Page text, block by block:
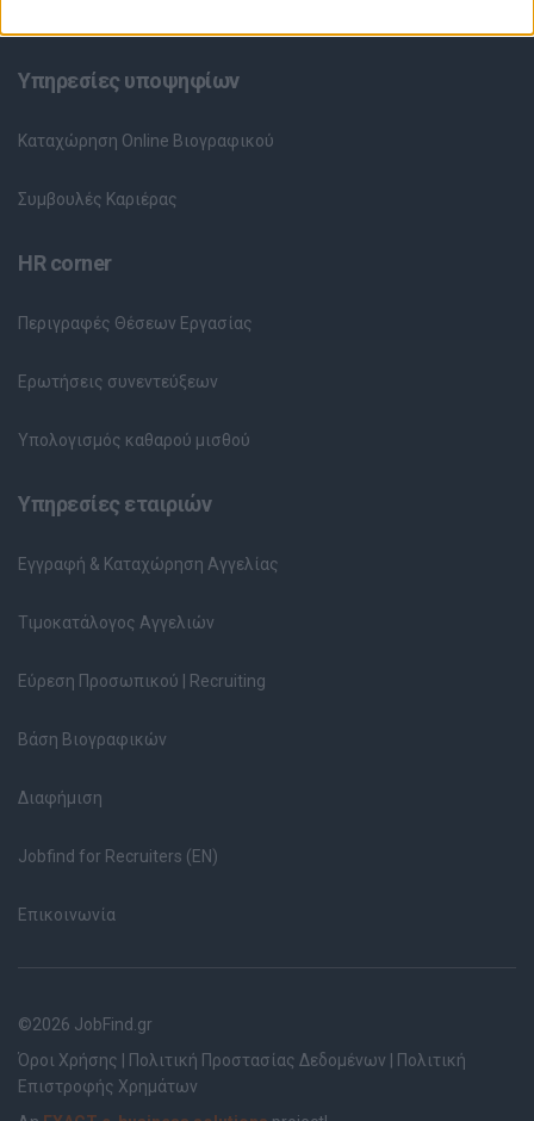
Υπηρεσίες υποψηφίων
Καταχώρηση Online Βιογραφικού
Συμβουλές Καριέρας
HR corner
Περιγραφές Θέσεων Εργασίας
Ερωτήσεις συνεντεύξεων
Υπολογισμός καθαρού μισθού
Υπηρεσίες εταιριών
Εγγραφή & Καταχώρηση Αγγελίας
Τιμοκατάλογος Αγγελιών
Εύρεση Προσωπικού | Recruiting
Βάση Βιογραφικών
Διαφήμιση
Jobfind for Recruiters (EN)
Επικοινωνία
©2026 JobFind.gr
Όροι Χρήσης
Πολιτική Προστασίας Δεδομένων
Πολιτική
Επιστροφής Χρημάτων